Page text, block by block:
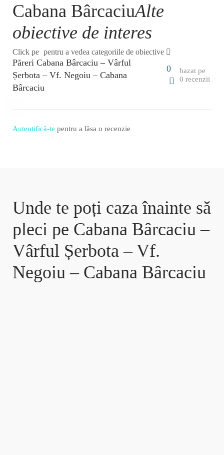
Cabana BârcaciuAlte
obiective de interes
Click pe pentru a vedea categoriile de obiective
Păreri Cabana Bârcaciu – Vârful
Șerbota – Vf. Negoiu – Cabana
Bârcaciu
0
bazat pe
0 recenzii
Autentifică-te pentru a lăsa o recenzie
Unde te poți caza înainte să
pleci pe Cabana Bârcaciu –
Vârful Șerbota – Vf.
Negoiu – Cabana Bârcaciu